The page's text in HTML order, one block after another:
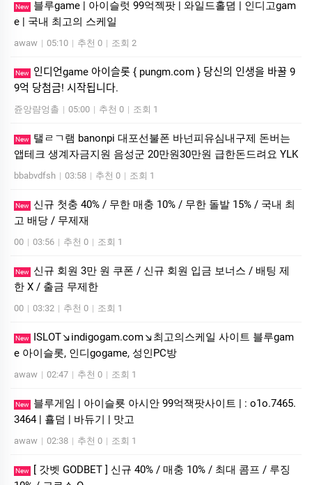
New
블루game | 아이슬럿 99억젝팟 | 와일드홀뎜 | 인디­고gam
e | 국내 최고의 스케일
awaw | 05:10 | 추천 0 | 조회 2
New
인디언game 아이슬롯 { pungm.com } 당신의 인생을 바꿀 9
9억 당첨금! 시작됩니다.
쥰앙럄엉촐 | 05:00 | 추천 0 | 조회 1
New
탤ㄹㄱ램 banonpi 대포선불폰 바넌피유심내구제 돈버는
앱테크 생계자금지원 음성군 20만원30만원 급한돈드려요 YLK
bbabvdfsh | 03:58 | 추천 0 | 조회 1
New
신규 첫충 40% / 무한 매충 10% / 무한 돌발 15% / 국내 최
고 배당 / 무제재
00 | 03:56 | 추천 0 | 조회 1
New
신규 회원 3만 원 쿠폰 / 신규 회원 입금 보너스 / 배팅 제
한 X / 출금 무제한
00 | 03:32 | 추천 0 | 조회 1
New
ISLOT↘indigogam.com↘최고의스케일 사이트 블루gam
e 아이슬­롯, 인디gogame, 성인PC방
awaw | 02:47 | 추천 0 | 조회 1
New
블루게­임 | 아이슬룟 아시안 99억잭­팟사이트 | : o1o.7465.
3464 | 횰덤 | 바듀기 | 맛고
awaw | 02:38 | 추천 0 | 조회 1
New
[ 갓벳 GODBET ] 신규 40% / 매충 10% / 최대 콤프 / 루징